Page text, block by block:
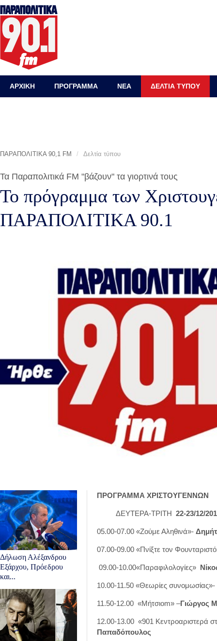
ΑΡΧΙΚΗ ΠΡΟΓΡΑΜΜΑ ΝΕΑ ΔΕΛΤΙΑ ΤΥΠΟΥ
ΠΑΡΑΠΟΛΙΤΙΚΑ 90,1 FM / Δελτία τύπου
Τα Παραπολιτικά FM "βάζουν" τα γιορτινά τους
Το πρόγραμμα των
ΠΑΡΑΠΟΛΙΤΙΚΑ 90.1
Δήλωση Αλέξανδρου
Εξάρχου, Πρόεδρου
και...
ΠΡΟΓΡΑΜΜΑ ΧΡΙΣΤΟΥΓΕΝΝΩΝ
ΔΕΥΤΕΡΑ-ΤΡΙΤΗ 22-23/12/
05.00-07.00 «Ζούμε Αληθινά»-
07.00-09.00 «Πνίξτε τον
09.00-10.00«Παραφιλολογίες»
10.00-11.50 «Θεωρίες συνομωσίας»-
11.50-12.00 «Μήτσιom» –Γιώργος
12.00-13.00 «901 Kεντροαριστερά
Παπαδόπουλος